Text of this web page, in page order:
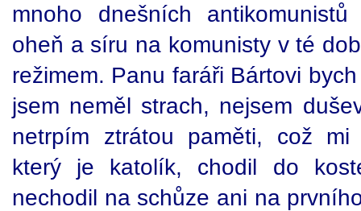
mnoho dnešních
oheň a síru na komunisty v té
režimem. Panu faráři Bártovi
jsem neměl strach, nejsem
netrpím ztrátou paměti, což mi
který je katolík, chodil do
nechodil na schůze ani na